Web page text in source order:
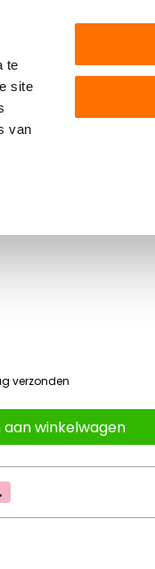
te
site
van
Overige Nieuw
verzonden
aan winkelwagen